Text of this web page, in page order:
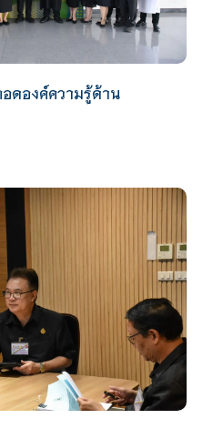
ดองค์ความรู้ด้าน